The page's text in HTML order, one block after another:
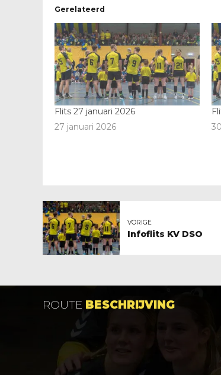
Gerelateerd
Flits 27 januari 2026
27 januari 2026
VORIGE
Infoflits KV DSO
ROUTE BESCHRIJVING